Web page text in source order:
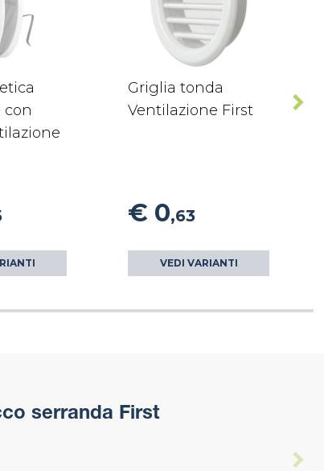
con
Griglia tonda
Ventilazione First
€ 0,63
VEDI VARIANTI
serranda First